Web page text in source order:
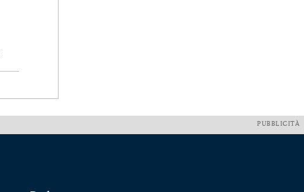
PUBBLICITÀ